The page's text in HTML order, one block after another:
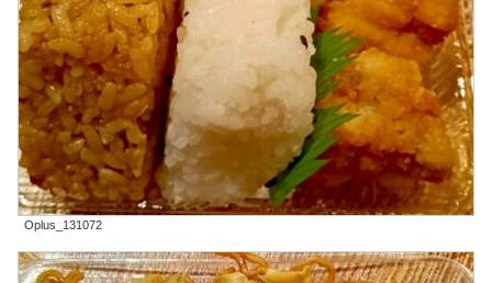
Oplus_131072